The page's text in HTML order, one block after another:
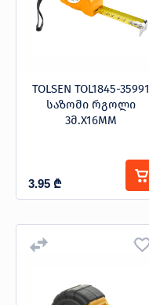
TOLSEN TOL1845-35991
საზომი რგოლი
3მ.X16MM
3.95 ₾
პროდუქცია
შეთავაზებები ბრენდები
ქსელები